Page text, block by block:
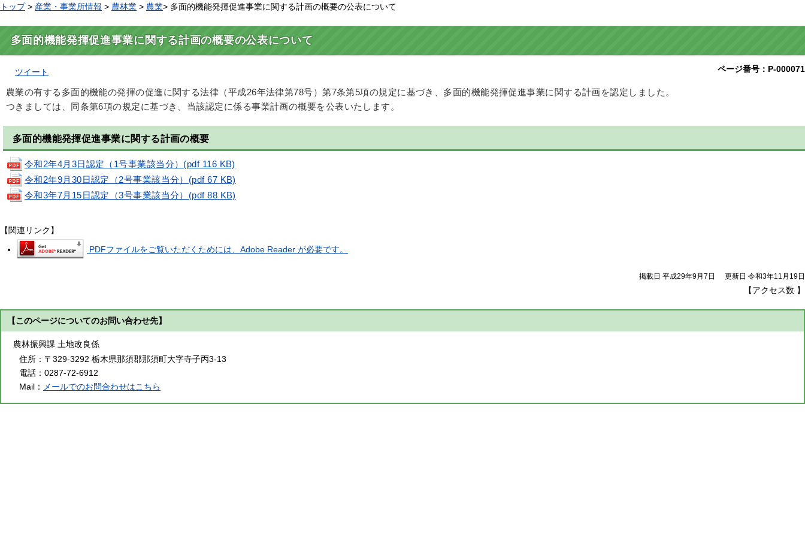
トップ> 産業・事業所情報 > 農林業 > 農業> 多面的機能発揮促進事業に関する計画の概要の公表について
多面的機能発揮促進事業に関する計画の概要の公表について
ページ番号：P-000071
ツイート
農業の有する多面的機能の発揮の促進に関する法律（平成26年法律第78号）第7条第5項の規定に基づき、多面的機能発揮促進事業に関する計画を認定しました。
つきましては、同条第6項の規定に基づき、当該認定に係る事業計画の概要を公表いたします。
多面的機能発揮促進事業に関する計画の概要
令和2年4月3日認定（1号事業該当分） (pdf 116 KB)
令和2年9月30日認定（2号事業該当分） (pdf 67 KB)
令和3年7月15日認定（3号事業該当分）(pdf 88 KB)
【関連リンク】
PDFファイルをご覧いただくためには、Adobe Reader が必要です。
掲載日 平成29年9月7日 更新日 令和3年11月19日
【アクセス数 】
【このページについてのお問い合わせ先】
農林振興課 土地改良係
住所： 〒329-3292 栃木県那須郡那須町大字寺子丙3-13
電話： 0287-72-6912
Mail： メールでのお問合わせはこちら